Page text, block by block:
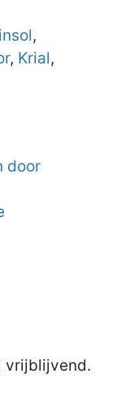
,
, Krial,
door
vrijblijvend.